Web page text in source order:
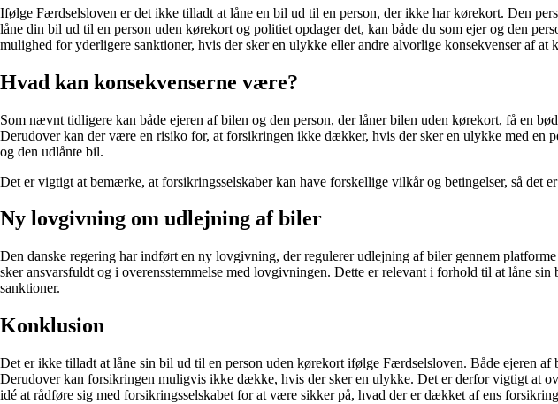
Ifølge Færdselsloven er det ikke tilladt at låne en bil ud til en person, der ikke har kørekort. Den
låne din bil ud til en person uden kørekort og politiet opdager det, kan både du som ejer og den
mulighed for yderligere sanktioner, hvis der sker en ulykke eller andre alvorlige konsekvenser af at
Hvad kan konsekvenserne være?
Som nævnt tidligere kan både ejeren af bilen og den person, der låner bilen uden kørekort, få en
Derudover kan der være en risiko for, at forsikringen ikke dækker, hvis der sker en ulykke med en
og den udlånte bil.
Det er vigtigt at bemærke, at forsikringsselskaber kan have forskellige vilkår og betingelser, så
Ny lovgivning om udlejning af biler
Den danske regering har indført en ny lovgivning, der regulerer udlejning af biler gennem
sker ansvarsfuldt og i overensstemmelse med lovgivningen. Dette er relevant i forhold til at låne
sanktioner.
Konklusion
Det er ikke tilladt at låne sin bil ud til en person uden kørekort ifølge Færdselsloven. Både ejeren
Derudover kan forsikringen muligvis ikke dække, hvis der sker en ulykke. Det er derfor vigtigt at
idé at rådføre sig med forsikringsselskabet for at være sikker på, hvad der er dækket af ens